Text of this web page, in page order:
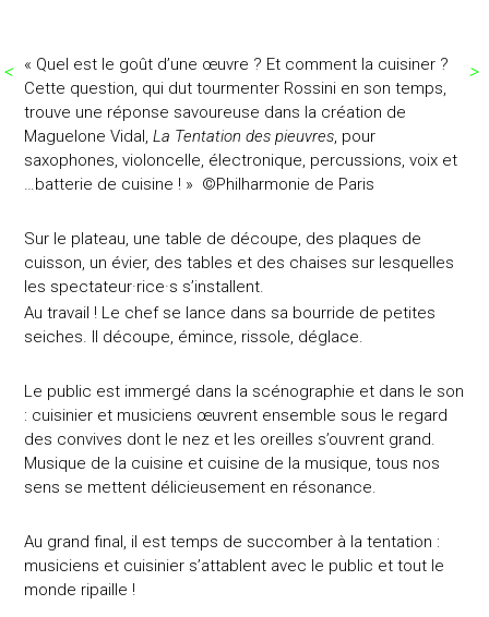
« Quel est le goût d’une œuvre ? Et comment la cuisiner ?
Cette question, qui dut tourmenter Rossini en son temps,
trouve une réponse savoureuse dans la création de
Maguelone Vidal, La Tentation des pieuvres, pour
saxophones, violoncelle, électronique, percussions, voix et
…batterie de cuisine ! » ©Philharmonie de Paris
Sur le plateau, une table de découpe, des plaques de
cuisson, un évier, des tables et des chaises sur lesquelles
les spectateur·rice·s s’installent.
Au travail ! Le chef se lance dans sa bourride de petites
seiches. Il découpe, émince, rissole, déglace.
Le public est immergé dans la scénographie et dans le son
: cuisinier et musiciens œuvrent ensemble sous le regard
des convives dont le nez et les oreilles s’ouvrent grand.
Musique de la cuisine et cuisine de la musique, tous nos
sens se mettent délicieusement en résonance.
Au grand final, il est temps de succomber à la tentation :
musiciens et cuisinier s’attablent avec le public et tout le
monde ripaille !
< >